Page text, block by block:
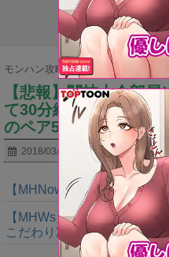
モンハン攻略まとめ隊 > マルチプレ
【悲報】闘技大会部
て30分経つのに誰も
のペア5組も来たのに
2018/03/06
【MHNow】週間1000は上
【MHWs】やっぱいただき
こだわり凄いよね